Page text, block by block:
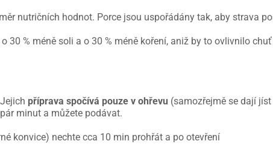
nutričních hodnot. Porce jsou uspořádány tak, aby strava
% méně soli a o 30 % méně koření, aniž by to ovlivnilo
příprava spočívá pouze v ohřevu (samozřejmě se dají
minut a můžete podávat.
konvice) nechte cca 10 min prohřát a po otevření